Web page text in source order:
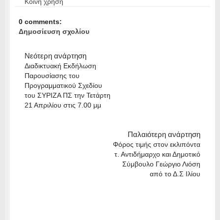
0 comments:
Δημοσίευση σχολίου
Νεότερη ανάρτηση
Διαδικτυακή Εκδήλωση
Παρουσίασης του
Προγραμματικού Σχεδίου
του ΣΥΡΙΖΑ ΠΣ την Τετάρτη
21 Απριλίου στις 7.00 μμ
Παλαιότερη ανάρτηση
Φόρος τιμής στον εκλιπόντα
τ. Αντιδήμαρχο και Δημοτικό
Σύμβουλο Γεώργιο Λιόση
από το Δ.Σ Ιλίου